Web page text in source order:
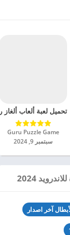
تحميل لعبة ألعاب ألغاز
Guru Puzzle Game‏
سبتمبر 9, 2024
2024
آخر اصدار